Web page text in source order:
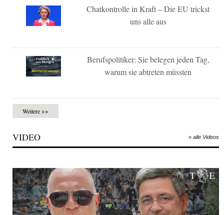
Chatkontrolle in Kraft – Die EU trickst
uns alle aus
Berufspolitiker: Sie belegen jeden Tag,
warum sie abtreten müssten
Weitere >>
VIDEO » alle Videos